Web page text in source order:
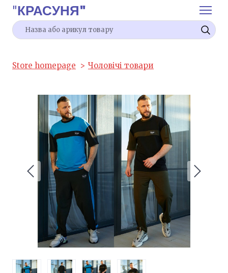
"КРАСУНЯ"
Store homepage Чоловічі товари